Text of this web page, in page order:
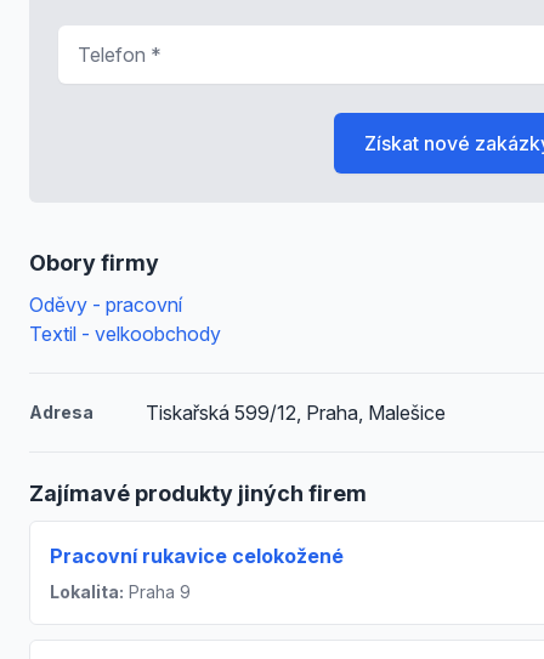
Obory firmy
Oděvy - pracovní
Textil - velkoobchody
Adresa Tiskařská 599/12, Praha, Malešice
Zajímavé produkty jiných firem
Pracovní rukavice celokožené
Lokalita: Praha 9
Získat nové